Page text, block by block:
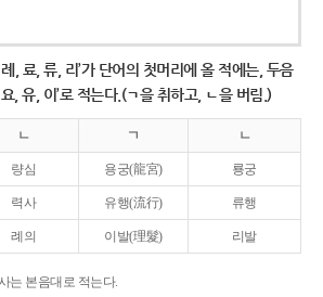
, 료, 류, 리’가 단어의 첫머리에 올 적에는, 두음
, 유, 이’로 적는다.(ㄱ을 취하고, ㄴ을 버림.)
ㄴ ㄱ ㄴ
량심 용궁(龍宮) 룡궁
력사 유행(流行) 류행
례의 이발(理髮) 리발
는 본음대로 적는다.